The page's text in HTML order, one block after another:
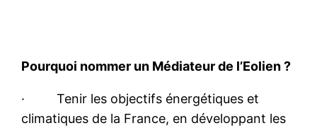
Pourquoi nommer un Médiateur de l’Eolien ?
· Tenir les objectifs énergétiques et
climatiques de la France, en développant les